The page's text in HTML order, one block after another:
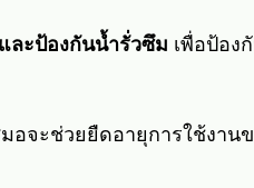
ละป้องกันน้ำรั่วซึม เพื่อป้อง
อจะช่วยยืดอายุการใช้งา